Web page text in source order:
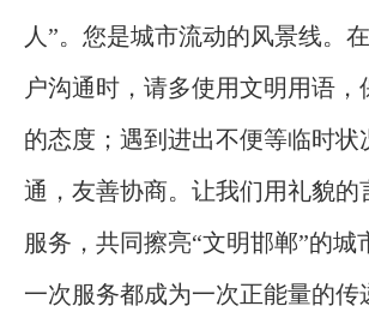
人”。您是城市流动的风景线。
户沟通时，请多使用文明用语，
的态度；遇到进出不便等临时状
通，友善协商。让我们用礼貌的
服务，共同擦亮“文明邯郸”的城
一次服务都成为一次正能量的传